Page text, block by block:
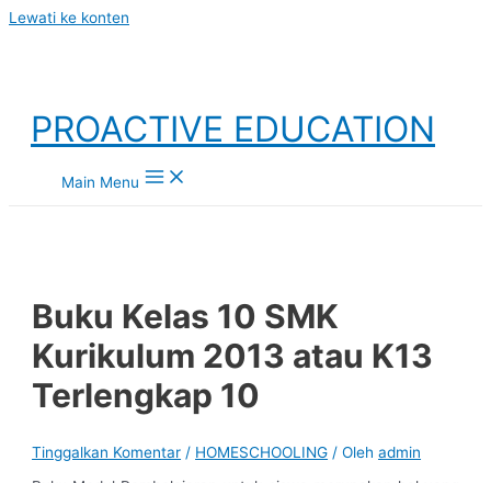
Lewati ke konten
PROACTIVE EDUCATION
Main Menu
Buku Kelas 10 SMK
Kurikulum 2013 atau K13
Terlengkap 10
Tinggalkan Komentar / HOMESCHOOLING / Olehadmin